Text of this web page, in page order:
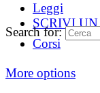
Leggi
SCRIVI
Corsi
More options
Search for: